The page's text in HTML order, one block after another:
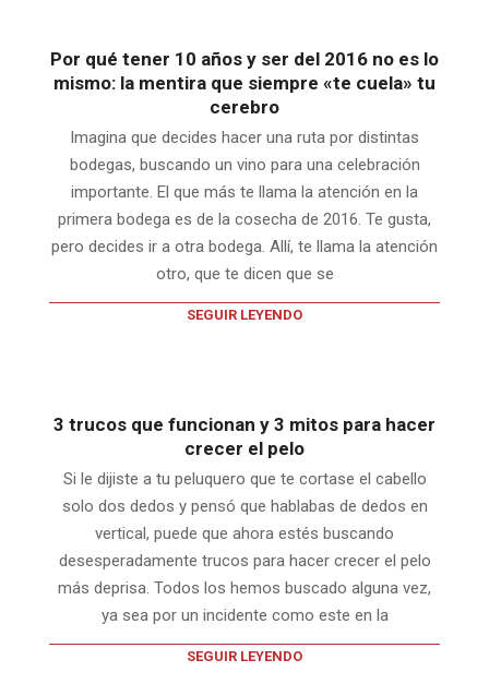
Por qué tener 10 años y ser del 2016 no es lo
mismo: la mentira que siempre «te cuela» tu
cerebro
Imagina que decides hacer una ruta por distintas
bodegas, buscando un vino para una celebración
importante. El que más te llama la atención en la
primera bodega es de la cosecha de 2016. Te gusta,
pero decides ir a otra bodega. Allí, te llama la atención
otro, que te dicen que se
SEGUIR LEYENDO
3 trucos que funcionan y 3 mitos para hacer
crecer el pelo
Si le dijiste a tu peluquero que te cortase el cabello
solo dos dedos y pensó que hablabas de dedos en
vertical, puede que ahora estés buscando
desesperadamente trucos para hacer crecer el pelo
más deprisa. Todos los hemos buscado alguna vez,
ya sea por un incidente como este en la
SEGUIR LEYENDO